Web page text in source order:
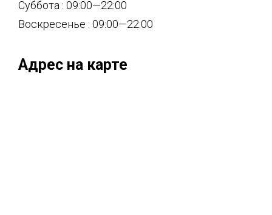
Суббота : 09:00—22:00
Воскресенье : 09:00—22:00
Адрес на карте